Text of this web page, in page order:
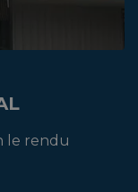
le rendu